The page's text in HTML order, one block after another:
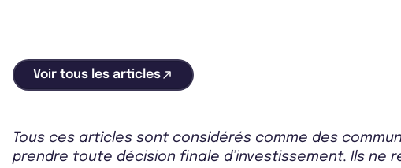
Voir tous les articles
Tous ces articles sont considérés comme des
prendre toute décision finale d’investissement. Ils